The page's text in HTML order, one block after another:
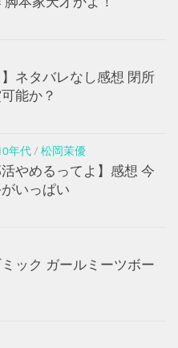
ネタバレなし感想 閉所
能か？
年代/ 松岡茉優
やめるってよ】感想 今
いっぱい
ック ガールミーツボー